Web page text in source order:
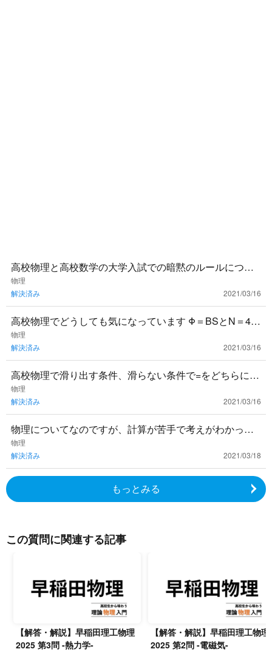
高校物理と高校数学の大学入試での暗黙のルールについ
て疑問があります。 高校物理は必ず問題に出てきた文字
を全て使って答えな
物理
解決済み
2021/03/16
高校物理でどうしても気になっています Φ＝BSとN＝4π
kQはどういう関係ですか？一緒に使ったり繋がっていた
りしませんか
物理
解決済み
2021/03/16
高校物理で滑り出す条件、滑らない条件で=をどちらに入
れればよいですか？ 高校物理で滑り出す条件を求めよと
いう問題がよく出
物理
解決済み
2021/03/16
物理についてなのですが、計算が苦手で考えがわかって
もなかなか答えにたどり着けず毎度苦い思いをしていま
す。何か計算が得意に
物理
解決済み
2021/03/18
もっとみる
この質問に関連する記事
【解答・解説】早稲田理工物理
2025 第3問 -熱力学-
【解答・解説】早稲田理工物理
2025 第2問 -電磁気-